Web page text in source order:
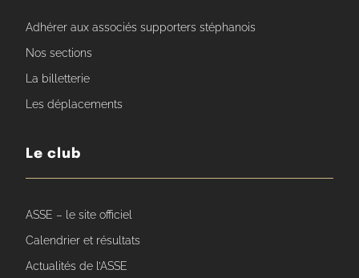
Adhérer aux associés supporters stéphanois
Nos sections
La billetterie
Les déplacements
Le club
ASSE – le site officiel
Calendrier et résultats
Actualités de l’ASSE